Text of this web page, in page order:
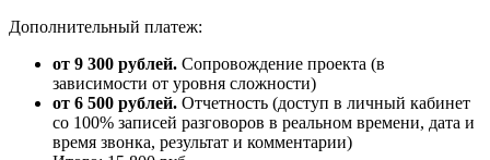
Дополнительный платеж:
от 9 300 рублей. Сопровождение проекта (в
зависимости от уровня сложности)
от 6 500 рублей. Отчетность (доступ в личный кабинет
со 100% записей разговоров в реальном времени, дата и
время звонка, результат и комментарии)